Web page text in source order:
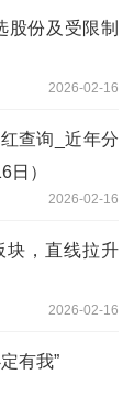
股份及受限制
2026-02-16
查询_近年分
日）
2026-02-16
块，直线拉升
2026-02-16
有我”